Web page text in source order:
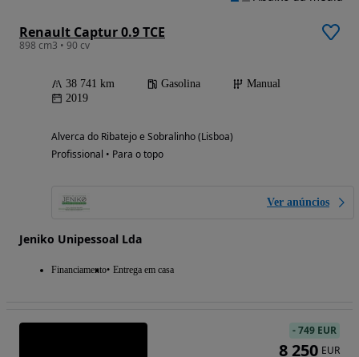
Renault Captur 0.9 TCE
898 cm3 • 90 cv
38 741 km Gasolina
Manual
2019
Alverca do Ribatejo e Sobralinho (Lisboa)
Profissional • Para o topo
Ver anúncios
Jeniko Unipessoal Lda
Financiamento Entrega em casa
-749 EUR
8 250 EUR